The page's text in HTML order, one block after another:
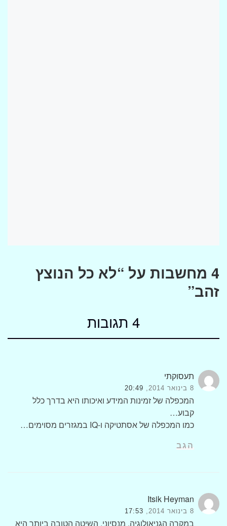
4 מחשבות על “לא כל הנוצץ
זהב”
4 תגובות
תעסוקתי
8 בינואר 2014, 20:49
המכפלה של זמינות המידע ואיכותו היא בדרך כלל
קבוע…
כמו המכפלה של אסתטיקה ו-IQ במגזרים מסוימים…
הגב
Itsik Heyman
8 בינואר 2014, 17:53
במקרה הגניאולוגיה, מנסיוני, השיטה הטובה ביותר היא